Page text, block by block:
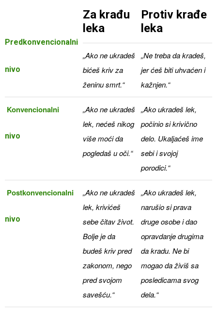
Predkonvencionalni
nivo
Za krađu
leka
Protiv krađe
leka
„Ako ne ukradeš
bićeš kriv za
ženinu smrt.“
„Ne treba da kradeš,
jer ćeš biti uhvaćen i
kažnjen.“
Konvencionalni
nivo
„Ako ne ukradeš
lek, nećeš nikog
više moći da
pogledaš u oči.“
„Ako ukradeš lek,
počinio si krivično
delo. Ukaljaćeš ime
sebi i svojoj
porodici.“
Postkonvencionalni
nivo
„Ako ne ukradeš
lek, krivićeš
sebe čitav život.
Bolje je da
budeš kriv pred
zakonom, nego
pred svojom
savešću.“
„Ako ukradeš lek,
narušio si prava
druge osobe i dao
opravdanje drugima
da kradu. Ne bi
mogao da živiš sa
posledicama svog
dela.“